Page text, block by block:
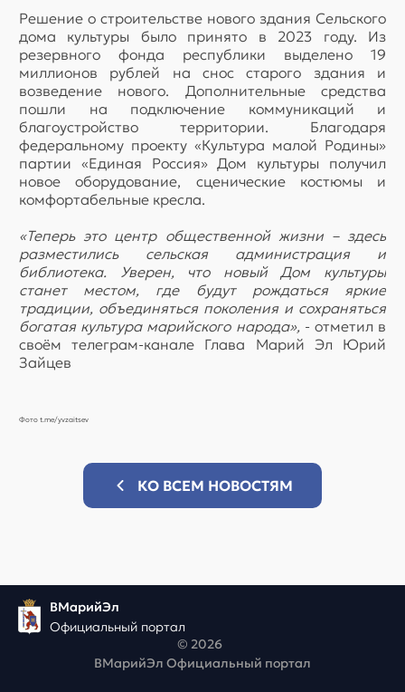
Решение о строительстве нового здания Сельского
дома культуры было принято в 2023 году. Из
резервного фонда республики выделено 19
миллионов рублей на снос старого здания и
возведение нового. Дополнительные средства
пошли на подключение коммуникаций и
благоустройство территории. Благодаря
федеральному проекту «Культура малой Родины»
партии «Единая Россия» Дом культуры получил
новое оборудование, сценические костюмы и
комфортабельные кресла.
«Теперь это центр общественной жизни – здесь
разместились сельская администрация и
библиотека. Уверен, что новый Дом культуры
станет местом, где будут рождаться яркие
традиции, объединяться поколения и сохраняться
богатая культура марийского народа», - отметил в
своём телеграм-канале Глава Марий Эл Юрий
Зайцев
Фото t.me/yvzaitsev
КО ВСЕМ НОВОСТЯМ
ВМарийЭл
Официальный портал
© 2026
ВМарийЭл Официальный портал